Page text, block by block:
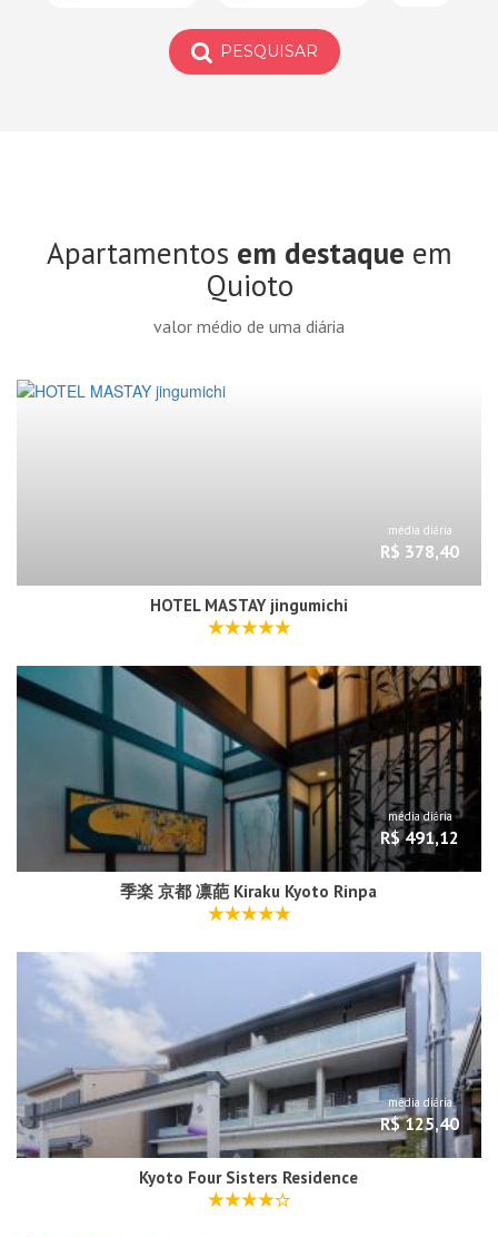
PESQUISAR
Apartamentos em destaque em
Quioto
valor médio de uma diária
média diária
R$ 378,40
HOTEL MASTAY jingumichi
média diária
R$ 491,12
季楽 京都 凛葩 Kiraku Kyoto Rinpa
média diária
R$ 125,40
Kyoto Four Sisters Residence